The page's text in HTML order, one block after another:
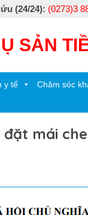
(24/24): (0273)3
SẢN
y tế Chăm sóc
mái